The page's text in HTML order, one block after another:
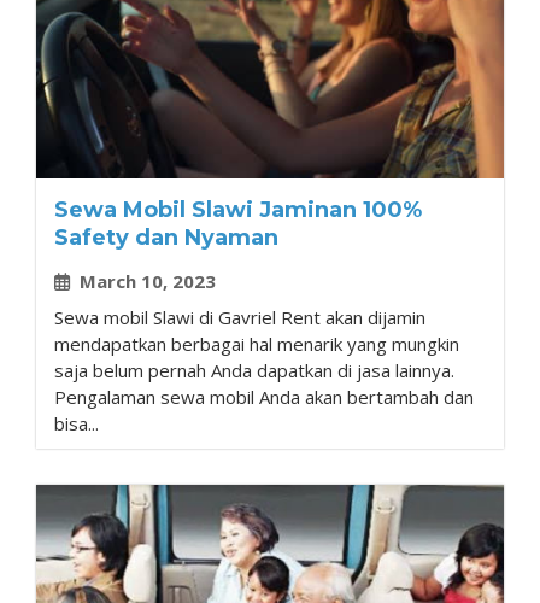
Sewa Mobil Slawi Jaminan 100%
Safety dan Nyaman
March 10, 2023
Sewa mobil Slawi di Gavriel Rent akan dijamin
mendapatkan berbagai hal menarik yang mungkin
saja belum pernah Anda dapatkan di jasa lainnya.
Pengalaman sewa mobil Anda akan bertambah dan
bisa...